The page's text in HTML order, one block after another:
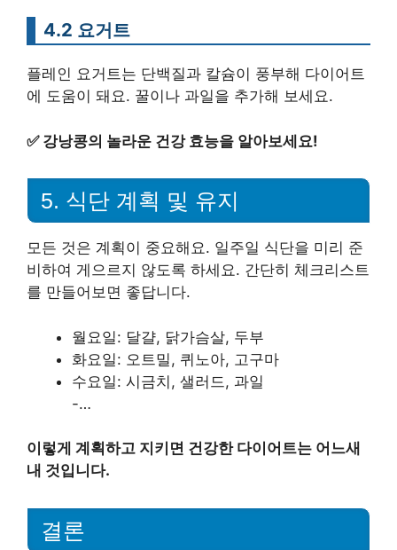
4.2 요거트
플레인 요거트는 단백질과 칼슘이 풍부해 다이어트
에 도움이 돼요. 꿀이나 과일을 추가해 보세요.
✅ 강낭콩의 놀라운 건강 효능을 알아보세요!
5. 식단 계획 및 유지
모든 것은 계획이 중요해요. 일주일 식단을 미리 준
비하여 게으르지 않도록 하세요. 간단히 체크리스트
를 만들어보면 좋답니다.
월요일: 달걀, 닭가슴살, 두부
화요일: 오트밀, 퀴노아, 고구마
수요일: 시금치, 샐러드, 과일
-…
이렇게 계획하고 지키면 건강한 다이어트는 어느새
내 것입니다.
결론